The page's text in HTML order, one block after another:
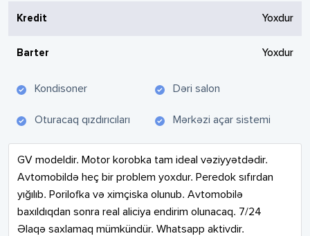
Kredit Yoxdur
Barter Yoxdur
Kondisoner Dəri salon
Oturacaq qızdırıcıları Mərkəzi açar sistemi
GV modeldir. Motor korobka tam ideal vəziyyətdədir.
Avtomobildə heç bir problem yoxdur. Peredok sıfırdan
yığılıb. Porilofka və ximçiska olunub. Avtomobilə
baxıldıqdan sonra real aliciya endirim olunacaq. 7/24
Əlaqə saxlamaq mümkündür. Whatsapp aktivdir.